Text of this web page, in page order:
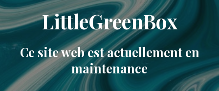
LittleGreenBox
Ce site web est actuellement en
maintenance